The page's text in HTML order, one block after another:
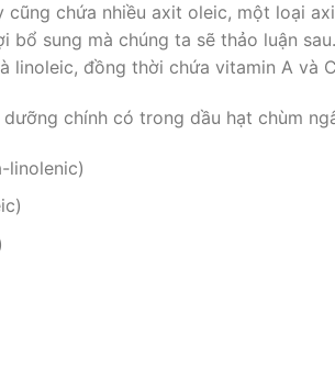
cũng chứa nhiều axit oleic, một loại
bổ sung mà chúng ta sẽ thảo luận
linoleic, đồng thời chứa vitamin A và
chính có trong dầu hạt chùm
linolenic)